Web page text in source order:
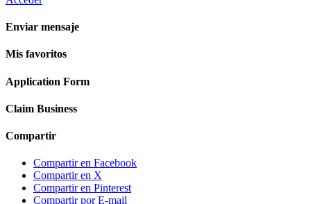
Enviar mensaje
Mis favoritos
Application Form
Claim Business
Compartir
Compartir en Facebook
Compartir en X
Compartir en Pinterest
Compartir por E-mail